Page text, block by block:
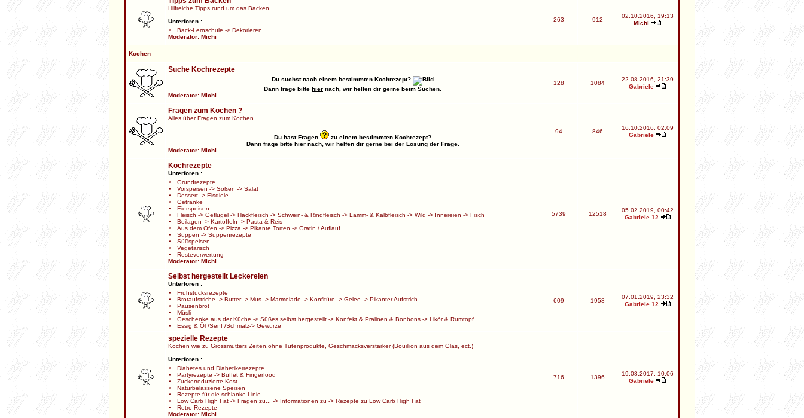
Hilfreiche Tipps rund um das Backen
Unterforen :
Back-Lernschule -> Dekorieren
Moderator: Michi
263 912
02.10.2016, 19:13
Michi
Kochen
Suche Kochrezepte
Du suchst nach einem bestimmten Kochrezept?
Dann frage bitte hier nach, wir helfen dir gerne beim Suchen.
Moderator: Michi
128 1084
22.08.2016, 21:39
Gabriele
Fragen zum Kochen ?
Alles überFragen zum Kochen
Du hast Fragen
zu einem bestimmten Kochrezept?
Dann frage bitte hiernach, wir helfen dir gerne bei der Lösung der Frage.
Moderator: Michi
94 846
16.10.2016, 02:09
Gabriele
Kochrezepte
Unterforen :
Grundrezepte
Vorspeisen -> Soßen -> Salat
Dessert -> Eisdiele
Getränke
Eierspeisen
Fleisch -> Geflügel -> Hackfleisch -> Schwein- & Rindfleisch -> Lamm- & Kalbfleisch -> Wild -> Innereien -> Fisch
Beilagen -> Kartoffeln -> Pasta & Reis
Aus dem Ofen -> Pizza -> Pikante Torten -> Gratin / Auflauf
Suppen -> Suppenrezepte
Süßspeisen
Vegetarisch
Resteverwertung
Moderator: Michi
5739 12518
05.02.2019, 00:42
Gabriele 12
Selbst hergestellt Leckereien
Unterforen :
Frühstücksrezepte
Brotaufstriche -> Butter-> Mus -> Marmelade -> Konfitüre -> Gelee -> Pikanter Aufstrich
Pausenbrot
Müsli
Geschenke aus der Küche -> Süßes selbst hergestellt -> Konfekt & Pralinen & Bonbons -> Likör & Rumtopf
Essig & Öl /Senf /Schmalz-> Gewürze
609 1958
07.01.2019, 23:32
Gabriele 12
spezielle Rezepte
Kochen wie zu Grossmutters Zeiten,ohne Tütenprodukte, Geschmacksverstärker (Bouillion aus dem Glas, ect.)
Unterforen :
Diabetes und Diabetikerrezepte
Partyrezepte -> Buffet & Fingerfood
Zuckerreduzierte Kost
Naturbelassene Speisen
Rezepte für die schlanke Linie
Low Carb High Fat -> Fragen zu... -> Informationen zu -> Rezepte zu Low Carb High Fat
Retro-Rezepte
Moderator: Michi
716 1396
19.08.2017, 10:06
Gabriele